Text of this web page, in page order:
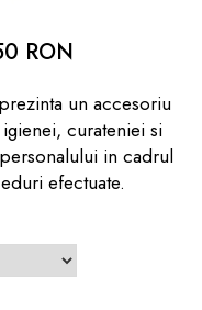
RON
un accesoriu
curateniei si
in cadrul
efectuate.